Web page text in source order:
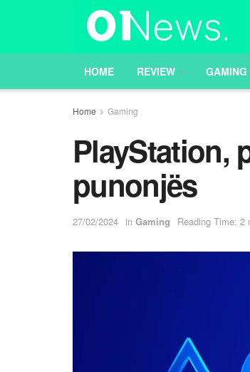
HOME REVIEW GAMING
Home Gaming
PlayStation,
punonjës
27/02/2024 in Gaming Reading Time: 2